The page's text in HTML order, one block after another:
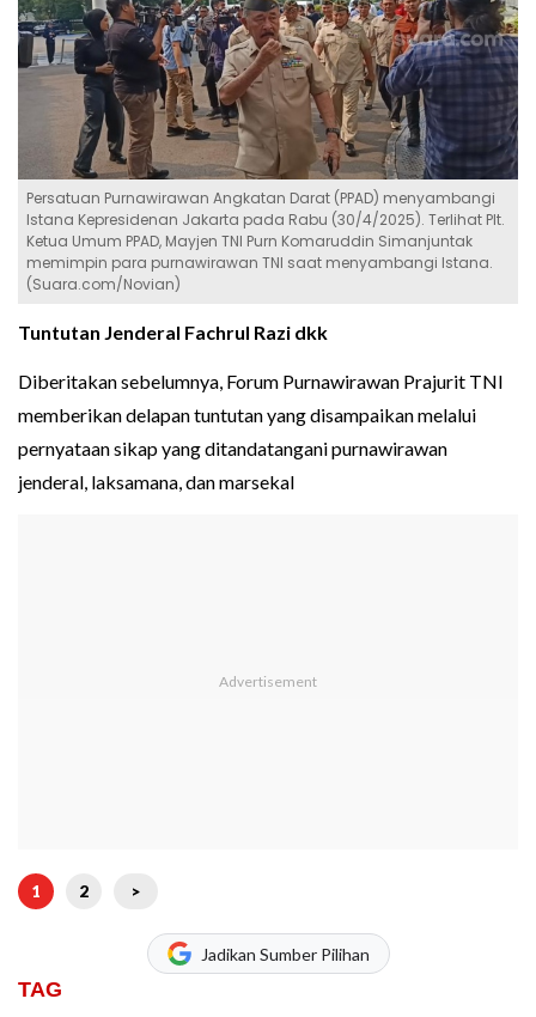
Persatuan Purnawirawan Angkatan Darat (PPAD) menyambangi
Istana Kepresidenan Jakarta pada Rabu (30/4/2025). Terlihat Plt.
Ketua Umum PPAD, Mayjen TNI Purn Komaruddin Simanjuntak
memimpin para purnawirawan TNI saat menyambangi Istana.
(Suara.com/Novian)
Tuntutan Jenderal Fachrul Razi dkk
Diberitakan sebelumnya, Forum Purnawirawan Prajurit TNI
memberikan delapan tuntutan yang disampaikan melalui
pernyataan sikap yang ditandatangani purnawirawan
jenderal, laksamana, dan marsekal
1 2 >
Jadikan Sumber Pilihan
TAG